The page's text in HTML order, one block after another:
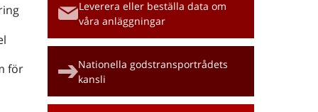
för
Leverera eller beställa data om
våra anläggningar
Nationella godstransportrådets
kansli